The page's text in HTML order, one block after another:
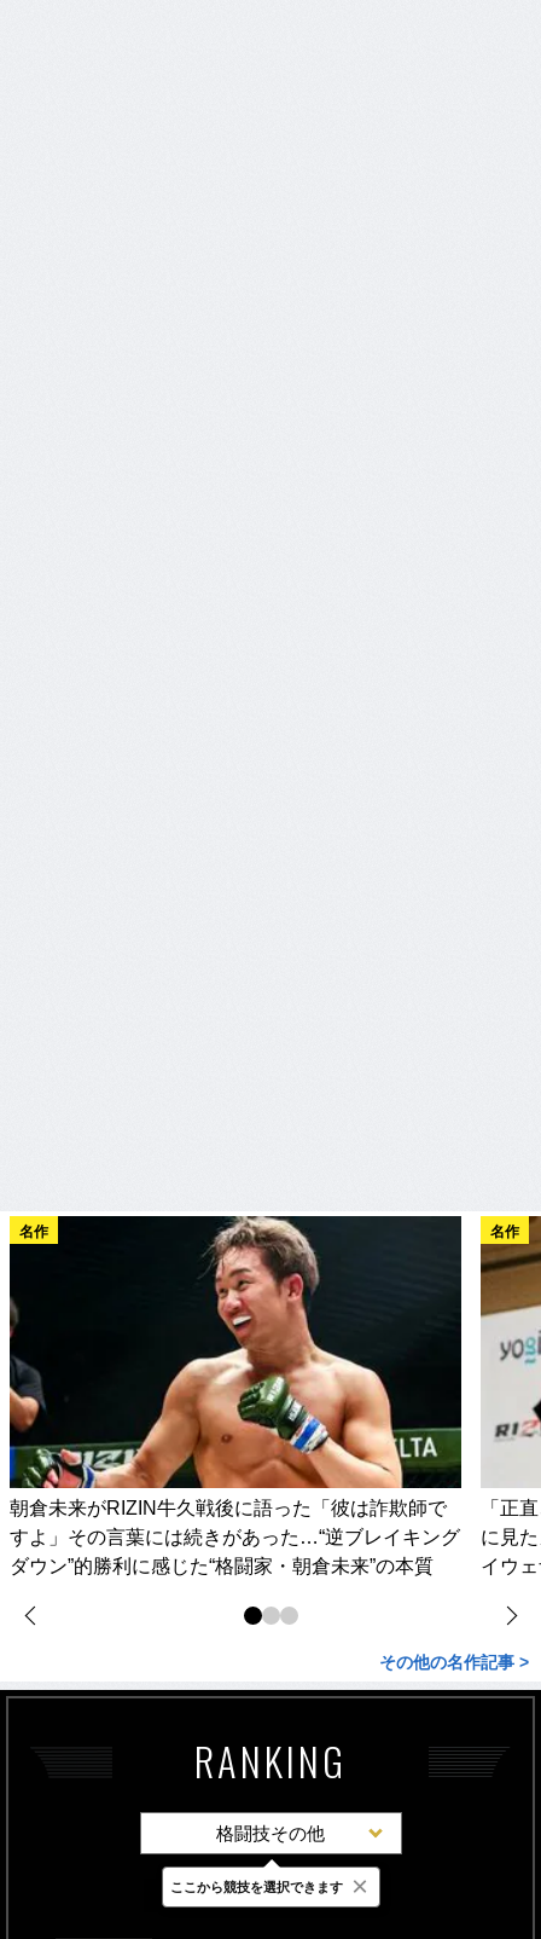
名作
朝倉未来がRIZIN牛久戦後に語った「彼は詐欺師で
すよ」その言葉には続きがあった…“逆ブレイキング
ダウン”的勝利に感じた“格闘家・朝倉未来”の本質
名作
「正
に見
イウ
その他の名作記事 >
RANKING
格闘技その他
最新 24時間 週間
ここから競技を選択できます ×